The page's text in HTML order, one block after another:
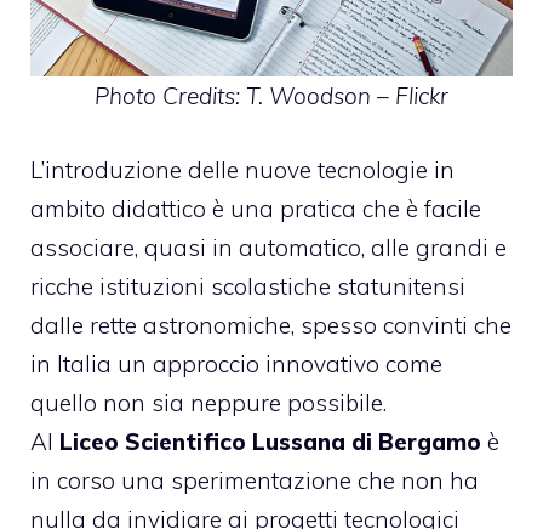
Photo Credits: T. Woodson – Flickr
L’introduzione delle nuove tecnologie in
ambito didattico è una pratica che è facile
associare, quasi in automatico, alle grandi e
ricche istituzioni scolastiche statunitensi
dalle rette astronomiche, spesso convinti che
in Italia un approccio innovativo come
quello non sia neppure possibile.
Al Liceo Scientifico Lussana di Bergamo è
in corso una sperimentazione che non ha
nulla da invidiare ai progetti tecnologici